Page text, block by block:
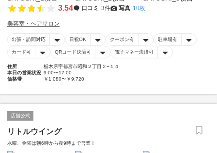
3.54 口コミ 3件 写真 10枚
美容室・ヘアサロン
出張・訪問対応 日祝OK クーポン有 駐車場有
カード可 QRコード決済可 電子マネー決済可
住所
栃木県宇都宮市昭和２丁目２−１４
本日の営業状況 9:00〜17:00
価格帯
￥1,080〜￥9,720
店舗公式
リトルウイング
水曜、金曜は朝6時から夜9時まで営業！